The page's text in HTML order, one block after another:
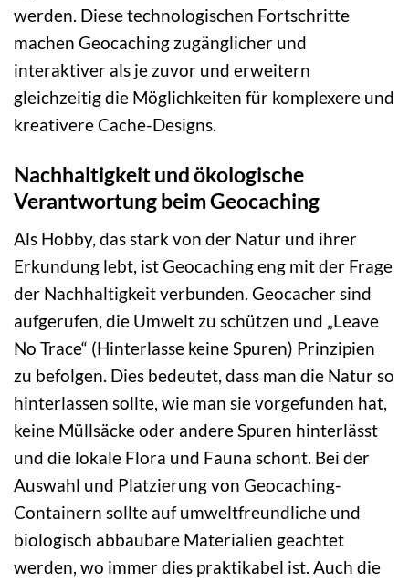
werden. Diese technologischen Fortschritte
machen Geocaching zugänglicher und
interaktiver als je zuvor und erweitern
gleichzeitig die Möglichkeiten für komplexere und
kreativere Cache-Designs.
Nachhaltigkeit und ökologische
Verantwortung beim Geocaching
Als Hobby, das stark von der Natur und ihrer
Erkundung lebt, ist Geocaching eng mit der Frage
der Nachhaltigkeit verbunden. Geocacher sind
aufgerufen, die Umwelt zu schützen und „Leave
No Trace“ (Hinterlasse keine Spuren) Prinzipien
zu befolgen. Dies bedeutet, dass man die Natur so
hinterlassen sollte, wie man sie vorgefunden hat,
keine Müllsäcke oder andere Spuren hinterlässt
und die lokale Flora und Fauna schont. Bei der
Auswahl und Platzierung von Geocaching-
Containern sollte auf umweltfreundliche und
biologisch abbaubare Materialien geachtet
werden, wo immer dies praktikabel ist. Auch die